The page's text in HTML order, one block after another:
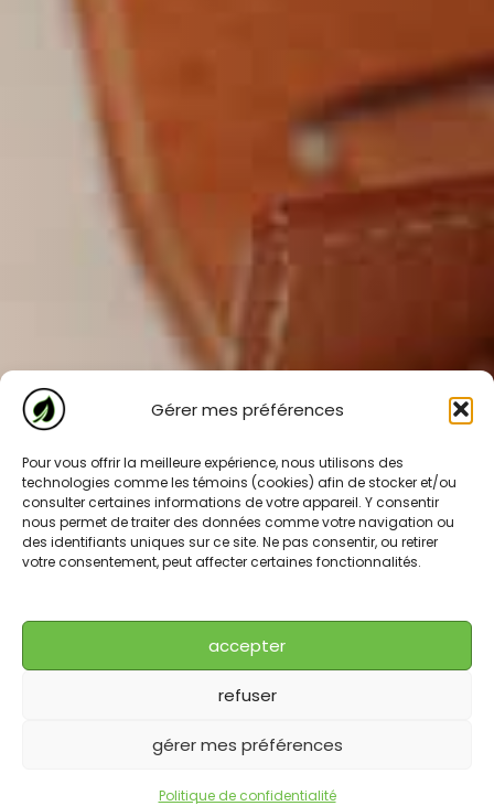
Gérer mes préférences
Pour vous offrir la meilleure expérience, nous utilisons des
technologies comme les témoins (cookies) afin de stocker et/ou
consulter certaines informations de votre appareil. Y consentir
nous permet de traiter des données comme votre navigation ou
des identifiants uniques sur ce site. Ne pas consentir, ou retirer
votre consentement, peut affecter certaines fonctionnalités.
accepter
refuser
gérer mes préférences
Politique de confidentialité